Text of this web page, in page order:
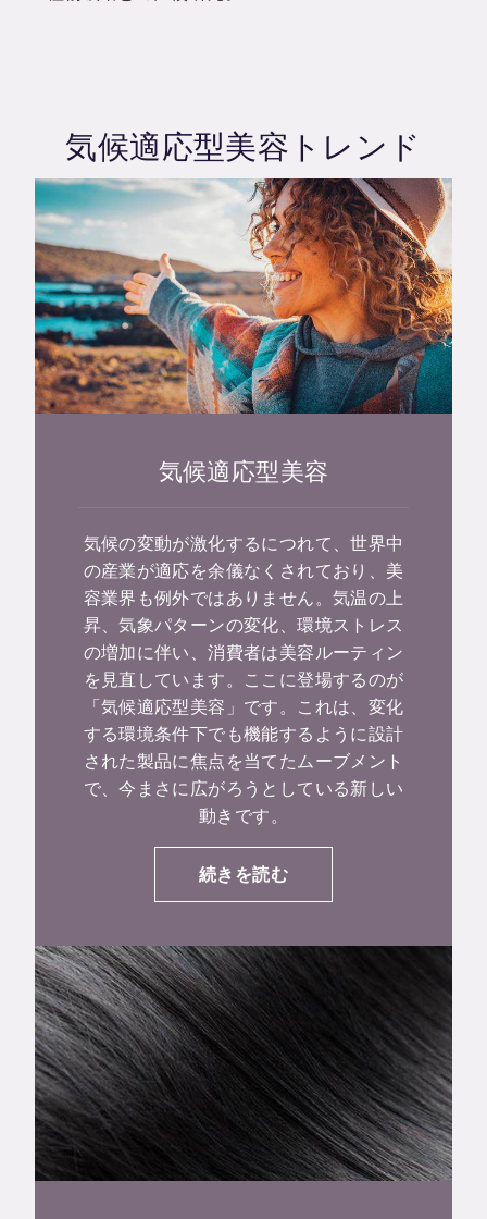
気候適応型美容トレンド
気候適応型美容
気候の変動が激化するにつれて、世界中
の産業が適応を余儀なくされており、美
容業界も例外ではありません。気温の上
昇、気象パターンの変化、環境ストレス
の増加に伴い、消費者は美容ルーティン
を見直しています。ここに登場するのが
「気候適応型美容」です。これは、変化
する環境条件下でも機能するように設計
された製品に焦点を当てたムーブメント
で、今まさに広がろうとしている新しい
動きです。
続きを読む